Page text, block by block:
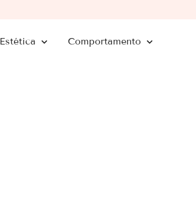
Estética Comportamento